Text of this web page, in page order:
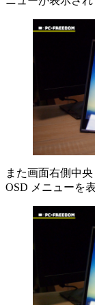
また画面右側中
OSD メニューを